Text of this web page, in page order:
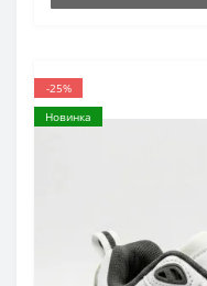
-25%
Новинка